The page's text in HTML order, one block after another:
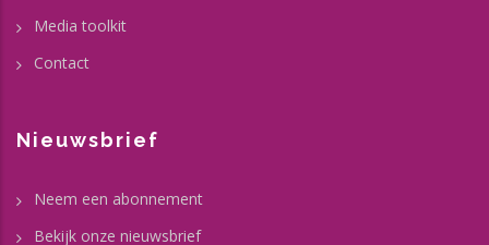
Media toolkit
Contact
Nieuwsbrief
Neem een abonnement
Bekijk onze nieuwsbrief